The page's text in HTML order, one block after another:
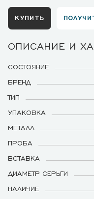
КУПИТЬ
ОПИСАНИЕ И
СОСТОЯНИЕ
БРЕНД
ТИП
УПАКОВКА
МЕТАЛЛ
ПРОБА
ВСТАВКА
ДИАМЕТР СЕРЬГИ
НАЛИЧИЕ